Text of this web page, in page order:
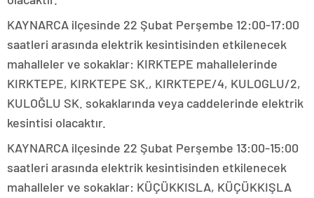
KAYNARCA ilçesinde 22 Şubat Perşembe 12:00-17:00
saatleri arasında elektrik kesintisinden etkilenecek
mahalleler ve sokaklar: KIRKTEPE mahallelerinde
KIRKTEPE, KIRKTEPE SK., KIRKTEPE/4, KULOGLU/2,
KULOĞLU SK. sokaklarında veya caddelerinde elektrik
kesintisi olacaktır.
KAYNARCA ilçesinde 22 Şubat Perşembe 13:00-15:00
saatleri arasında elektrik kesintisinden etkilenecek
mahalleler ve sokaklar: KÜÇÜKKISLA, KÜÇÜKKIŞLA